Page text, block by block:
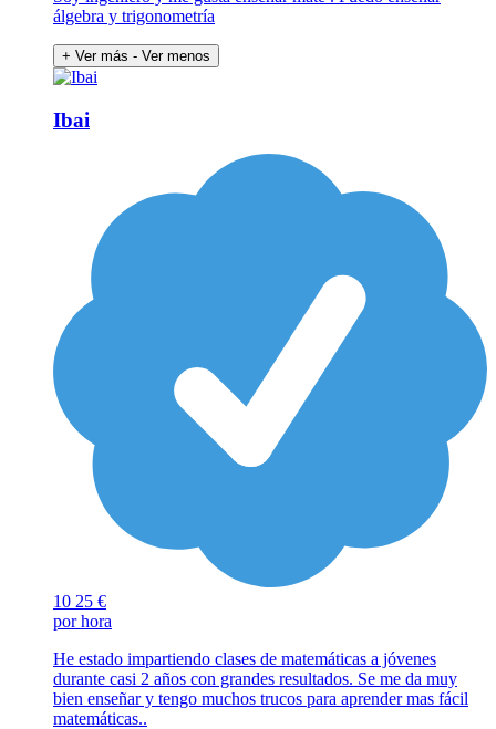
álgebra y trigonometría
+ Ver más - Ver menos
Ibai
10 25 €
por hora
He estado impartiendo clases de matemáticas a jóvenes
durante casi 2 años con grandes resultados. Se me da muy
bien enseñar y tengo muchos trucos para aprender mas fácil
matemáticas..